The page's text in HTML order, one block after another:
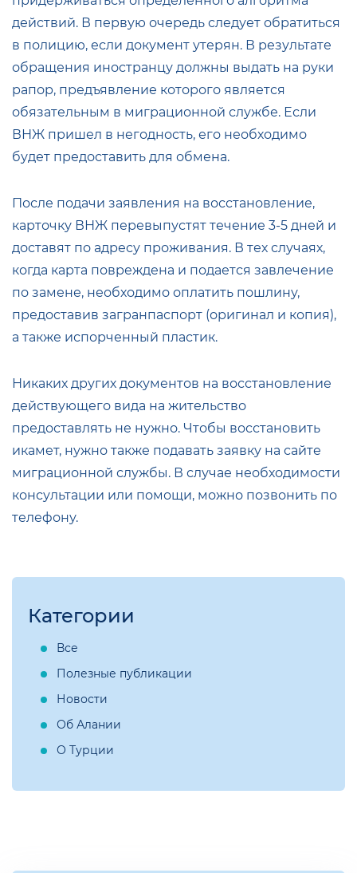
действий. В первую очередь следует обратиться
в полицию, если документ утерян. В результате
обращения иностранцу должны выдать на руки
рапор, предъявление которого является
обязательным в миграционной службе. Если
ВНЖ пришел в негодность, его необходимо
будет предоставить для обмена.
После подачи заявления на восстановление,
карточку ВНЖ перевыпустят течение 3-5 дней и
доставят по адресу проживания. В тех случаях,
когда карта повреждена и подается завлечение
по замене, необходимо оплатить пошлину,
предоставив загранпаспорт (оригинал и копия),
а также испорченный пластик.
Никаких других документов на восстановление
действующего вида на жительство
предоставлять не нужно. Чтобы восстановить
икамет, нужно также подавать заявку на сайте
миграционной службы. В случае необходимости
консультации или помощи, можно позвонить по
телефону.
Категории
Все
Полезные публикации
Новости
Об Алании
О Турции